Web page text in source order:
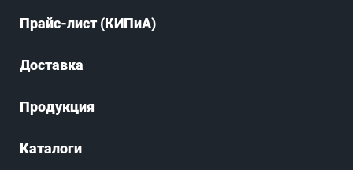
Прайс-лист (КИПиА)
Доставка
Продукция
Каталоги